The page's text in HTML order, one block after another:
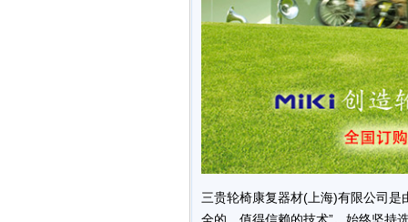
三贵轮椅康复器材(上海)有限公司是